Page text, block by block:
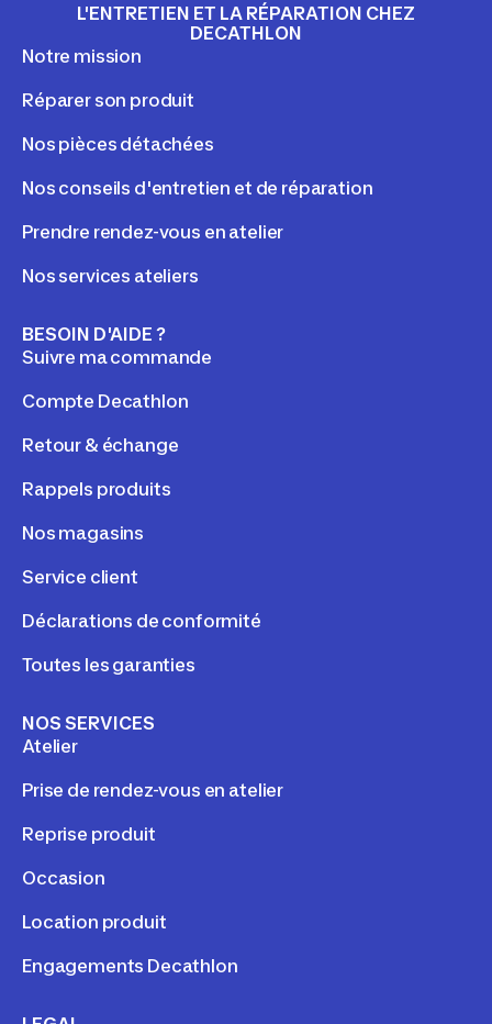
L'ENTRETIEN ET LA RÉPARATION CHEZ
DECATHLON
Notre mission
Réparer son produit
Nos pièces détachées
Nos conseils d'entretien et de réparation
Prendre rendez-vous en atelier
Nos services ateliers
BESOIN D'AIDE ?
Suivre ma commande
Compte Decathlon
Retour & échange
Rappels produits
Nos magasins
Service client
Déclarations de conformité
Toutes les garanties
NOS SERVICES
Atelier
Prise de rendez-vous en atelier
Reprise produit
Occasion
Location produit
Engagements Decathlon